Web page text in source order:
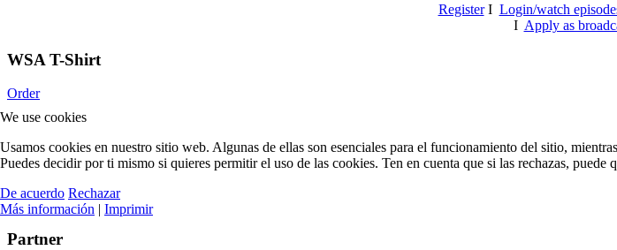
RegisterI Login/watch
I Apply as
WSA T-Shirt
Order
Partner
We use cookies
Usamos cookies en nuestro sitio web. Algunas de ellas son esenciales para el funcionamiento del sitio,
Puedes decidir por ti mismo si quieres permitir el uso de las cookies. Ten en cuenta que si las rechazas,
De acuerdo Rechazar
Más información | Imprimir